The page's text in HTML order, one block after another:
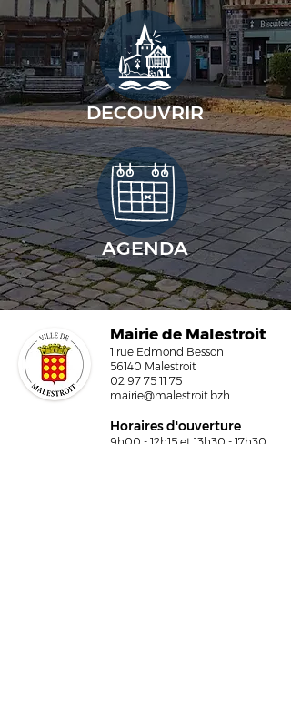
DECOUVRIR
AGENDA
Mairie de Malestroit
1 rue Edmond Besson
56140 Malestroit
02 97 75 11 75
mairie@malestroit.bzh
Horaires d'ouverture
9h00 - 12h15 et 13h30 - 17h30